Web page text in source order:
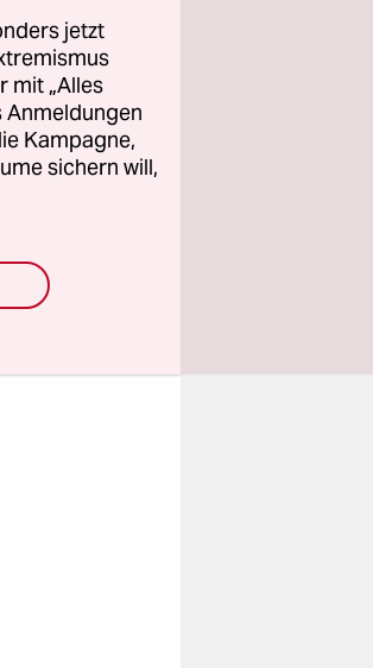
jetzt
mit „Alles
Anmeldungen
Kampagne,
sichern will,